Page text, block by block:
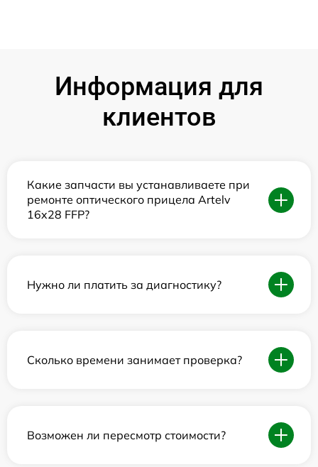
Информация для
клиентов
Какие запчасти вы устанавливаете при
ремонте оптического прицела Artelv
16x28 FFP?
Нужно ли платить за диагностику?
Сколько времени занимает проверка?
Возможен ли пересмотр стоимости?